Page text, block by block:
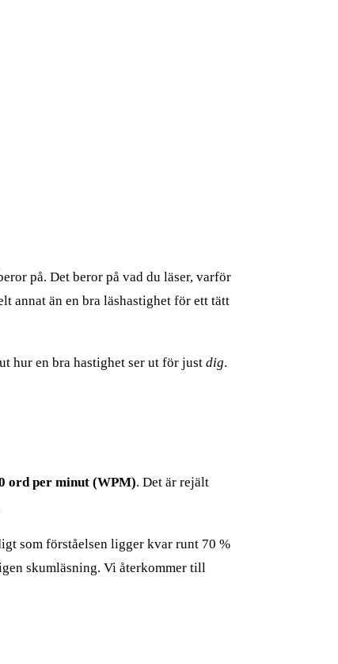
på. Det beror på vad du läser, varför
annat än en bra läshastighet för ett tätt
hur en bra hastighet ser ut för just dig.
ord per minut (WPM). Det är rejält
som förståelsen ligger kvar runt 70 %
skumläsning. Vi återkommer till